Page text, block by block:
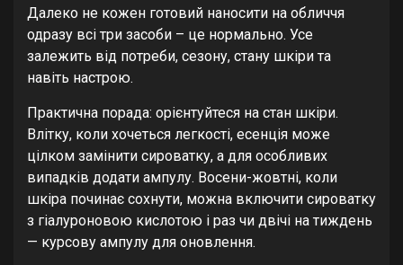
Далеко не кожен готовий наносити на обличчя
одразу всі три засоби – це нормально. Усе
залежить від потреби, сезону, стану шкіри та
навіть настрою.
Практична порада: орієнтуйтеся на стан шкіри.
Влітку, коли хочеться легкості, есенція може
цілком замінити сироватку, а для особливих
випадків додати ампулу. Восени-жовтні, коли
шкіра починає сохнути, можна включити сироватку
з гіалуроновою кислотою і раз чи двічі на тиждень
— курсову ампулу для оновлення.